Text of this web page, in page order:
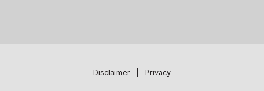
Disclaimer Privacy